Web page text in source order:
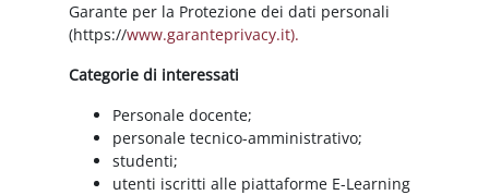
Garante per la Protezione dei dati personali
(https://www.garanteprivacy.it).
Categorie di interessati
Personale docente;
personale tecnico-amministrativo;
studenti;
utenti iscritti alle piattaforme E-Learning